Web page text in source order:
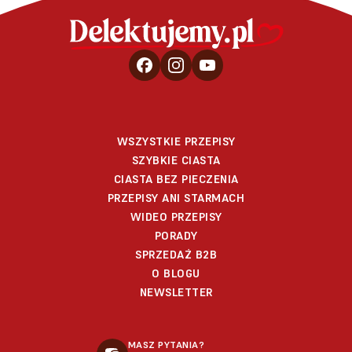
WSZYSTKIE PRZEPISY
SZYBKIE CIASTA
CIASTA BEZ PIECZENIA
PRZEPISY ANI STARMACH
WIDEO PRZEPISY
PORADY
SPRZEDAŻ B2B
O BLOGU
NEWSLETTER
MASZ PYTANIA?